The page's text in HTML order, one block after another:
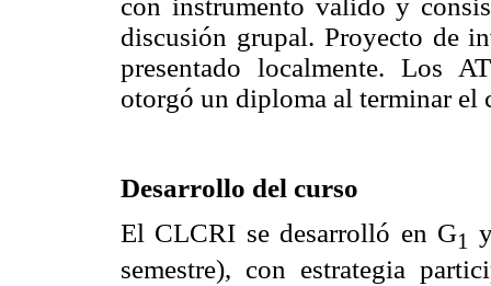
discusión grupal. Proyecto de
presentado localmente. Los
otorgó un diploma al terminar el
Desarrollo del curso
El CLCRI se desarrolló en G1
semestre), con estrategia